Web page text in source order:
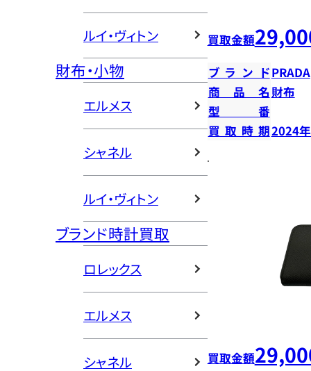
ルイ・ヴィトン
財布・小物
エルメス
シャネル
ルイ・ヴィトン
ブランド時計買取
ロレックス
エルメス
シャネル
買取金額
ブランドPRADA
商品名 財布
型番
買取時期2024
買取金額